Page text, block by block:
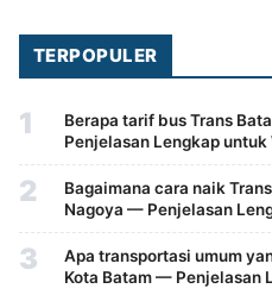
TERPOPULER
1
Berapa tarif bus Trans
Penjelasan Lengkap untuk
2
Bagaimana cara naik
Nagoya — Penjelasan
3
Apa transportasi umum
Kota Batam — Penjelasan